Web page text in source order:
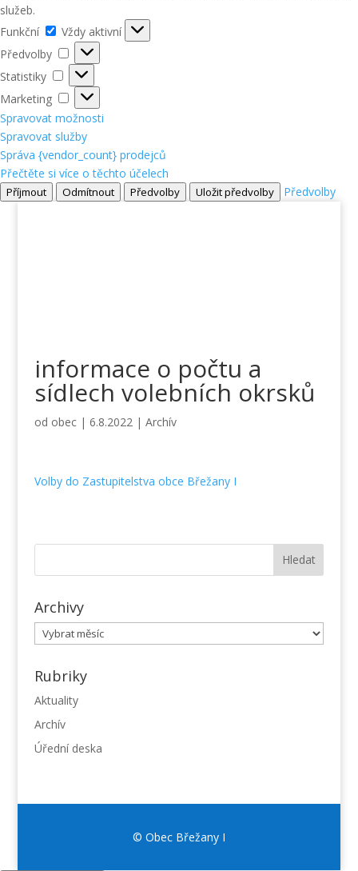
služeb.
Funkční
Funkční
Vždy aktivní
Předvolby
Předvolby
Statistiky
Statistiky
Marketing
Marketing
Spravovat možnosti
Spravovat služby
Správa {vendor_count} prodejců
Přečtěte si více o těchto účelech
Příjmout Odmítnout Předvolby Uložit předvolby Předvolby
informace o počtu a
sídlech volebních okrsků
od obec| 6.8.2022 | Archív
Volby do Zastupitelstva obce Břežany I
Archivy
Archivy
Rubriky
Aktuality
Archív
Úřední deska
© Obec Břežany I